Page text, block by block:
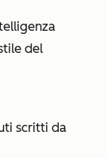
del
scritti da